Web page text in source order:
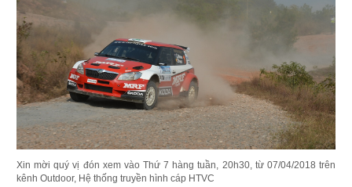
Xin mời quý vị đón xem vào Thứ 7 hàng tuần, 20h30, từ 07/04/2018 trên
kênh Outdoor, Hệ thống truyền hình cáp HTVC